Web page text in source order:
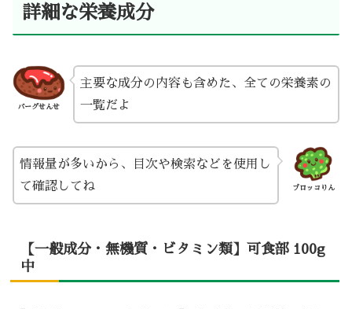
詳細な栄養成分
バーグせんせ
主要な成分の内容も含めた、全ての栄養素の
一覧だよ
ブロッコりん
情報量が多いから、目次や検索などを使用し
て確認してね
【一般成分・無機質・ビタミン類】可食部 100g
中